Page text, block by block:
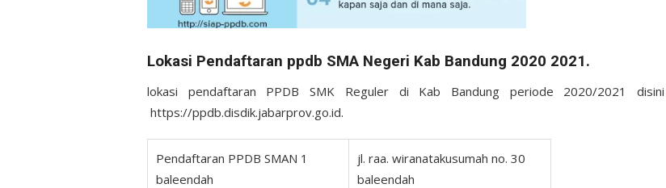
Lokasi Pendaftaran ppdb SMA Negeri Kab Bandung 2020 2021.
lokasi pendaftaran PPDB SMK Reguler di Kab Bandung periode 2020/2021 disini
https://ppdb.disdik.jabarprov.go.id.
Pendaftaran PPDB SMAN 1
baleendah
jl. raa. wiranatakusumah no. 30
baleendah